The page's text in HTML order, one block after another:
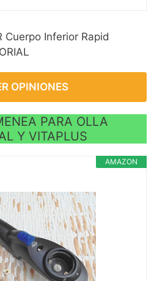
Cuerpo Inferior Rapid
OPINIONES
PARA OLLA
Y VITAPLUS
AMAZON